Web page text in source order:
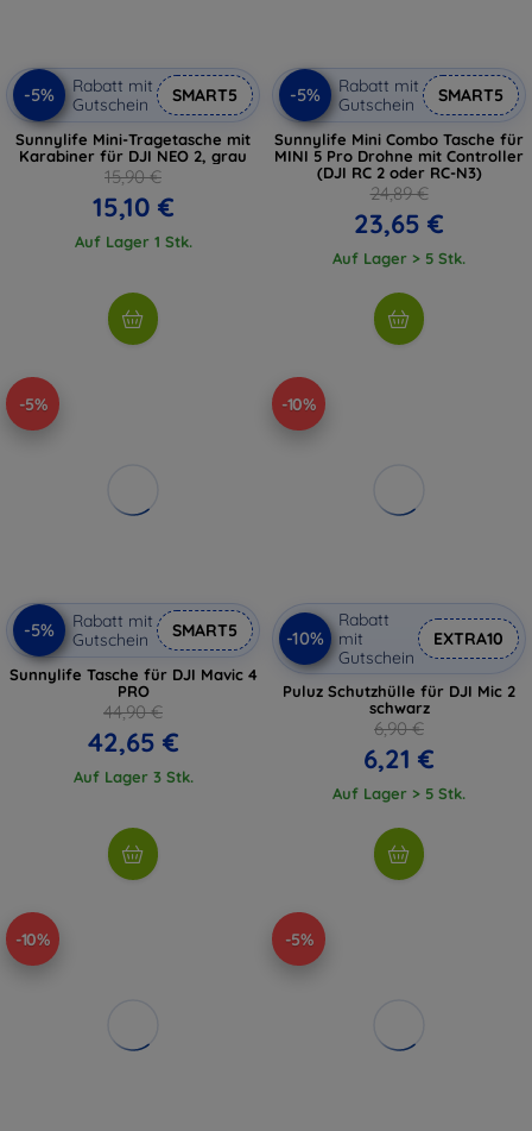
-5%
Rabatt mit
Gutschein
SMART5
Sunnylife Mini-Tragetasche mit
Karabiner für DJI NEO 2, grau
15,90 €
15,10 €
Auf Lager 1 Stk.
-5%
Rabatt mit
Gutschein
SMART5
Sunnylife Mini Combo Tasche für
MINI 5 Pro Drohne mit Controller
(DJI RC 2 oder RC-N3)
24,89 €
23,65 €
Auf Lager > 5 Stk.
-5%
-5%
Rabatt mit
Gutschein
SMART5
Sunnylife Tasche für DJI Mavic 4
PRO
44,90 €
42,65 €
Auf Lager 3 Stk.
-10%
-10%
Rabatt
mit
Gutschein
EXTRA10
Puluz Schutzhülle für DJI Mic 2
schwarz
6,90 €
6,21 €
Auf Lager > 5 Stk.
-10% -5%